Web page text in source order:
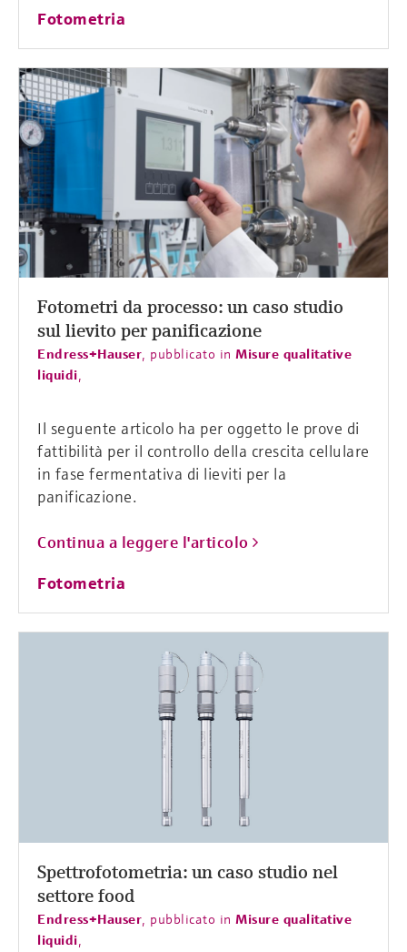
Fotometria
Fotometri da processo: un caso studio
sul lievito per panificazione
Endress+Hauser, pubblicato in Misure qualitative
liquidi,
Il seguente articolo ha per oggetto le prove di
fattibilità per il controllo della crescita cellulare
in fase fermentativa di lieviti per la
panificazione.
Continua a leggere l'articolo
Fotometria
Spettrofotometria: un caso studio nel
settore food
Endress+Hauser pubblicato in Misure qualitative
liquidi